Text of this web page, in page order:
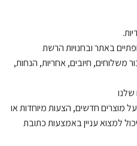
באתר ובחנויות הרשת
משלוחים, חיובים, אחריות, הנחות,
שלנו
מוצרים חדשים, הצעות מיוחדות או
למצוא עניין באמצעות כתובת